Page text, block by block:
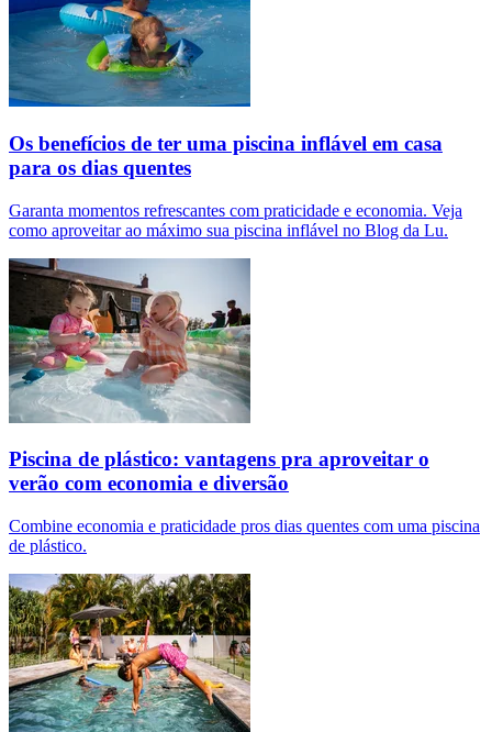
Os benefícios de ter uma piscina inflável em casa
para os dias quentes
Garanta momentos refrescantes com praticidade e economia. Veja
como aproveitar ao máximo sua piscina inflável no Blog da Lu.
Piscina de plástico: vantagens pra aproveitar o
verão com economia e diversão
Combine economia e praticidade pros dias quentes com uma piscina
de plástico.